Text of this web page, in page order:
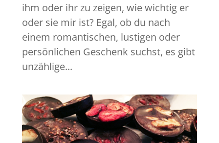
ihm oder ihr zu zeigen, wie wichtig er
oder sie mir ist? Egal, ob du nach
einem romantischen, lustigen oder
persönlichen Geschenk suchst, es gibt
unzählige...